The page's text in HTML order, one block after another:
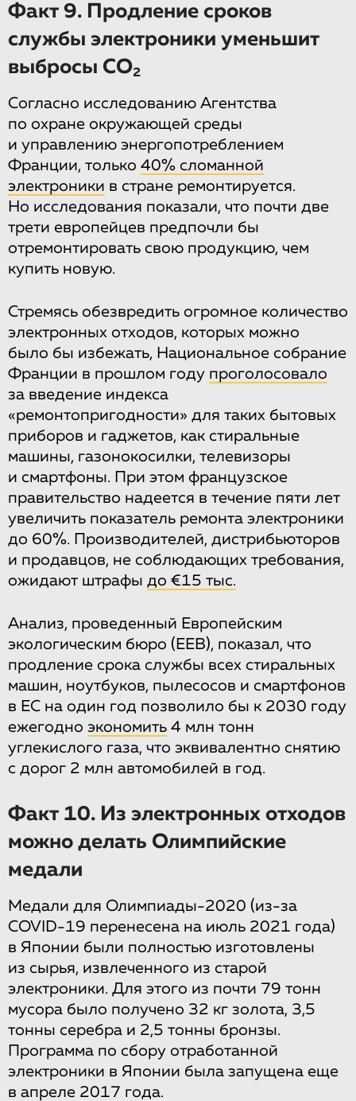
Факт 9. Продление сроков
службы электроники уменьшит
выбросы СО2
Согласно исследованию Агентства
по охране окружающей среды
и управлению энергопотреблением
Франции, только 40% сломанной
электроники в стране ремонтируется.
Но исследования показали, что почти две
трети европейцев предпочли бы
отремонтировать свою продукцию, чем
купить новую.
Стремясь обезвредить огромное количество
электронных отходов, которых можно
было бы избежать, Национальное собрание
Франции в прошлом году проголосовало
за введение индекса
«ремонтопригодности» для таких бытовых
приборов и гаджетов, как стиральные
машины, газонокосилки, телевизоры
и смартфоны. При этом французское
правительство надеется в течение пяти лет
увеличить показатель ремонта электроники
до 60%. Производителей, дистрибьюторов
и продавцов, не соблюдающих требования,
ожидают штрафы до €15 тыс.
Анализ, проведенный Европейским
экологическим бюро (EEB), показал, что
продление срока службы всех стиральных
машин, ноутбуков, пылесосов и смартфонов
в ЕС на один год позволило бы к 2030 году
ежегодно экономить 4 млн тонн
углекислого газа, что эквивалентно снятию
с дорог 2 млн автомобилей в год.
Факт 10. Из электронных отходов
можно делать Олимпийские
медали
Медали для Олимпиады-2020 (из-за
COVID-19 перенесена на июль 2021 года)
в Японии были полностью изготовлены
из сырья, извлеченного из старой
электроники. Для этого из почти 79 тонн
мусора было получено 32 кг золота, 3,5
тонны серебра и 2,5 тонны бронзы.
Программа по сбору отработанной
электроники в Японии была запущена еще
в апреле 2017 года.